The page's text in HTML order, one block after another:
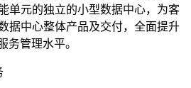
单元的独立的小型数据中心，为客
据中心整体产品及交付，全面提升
务管理水平。